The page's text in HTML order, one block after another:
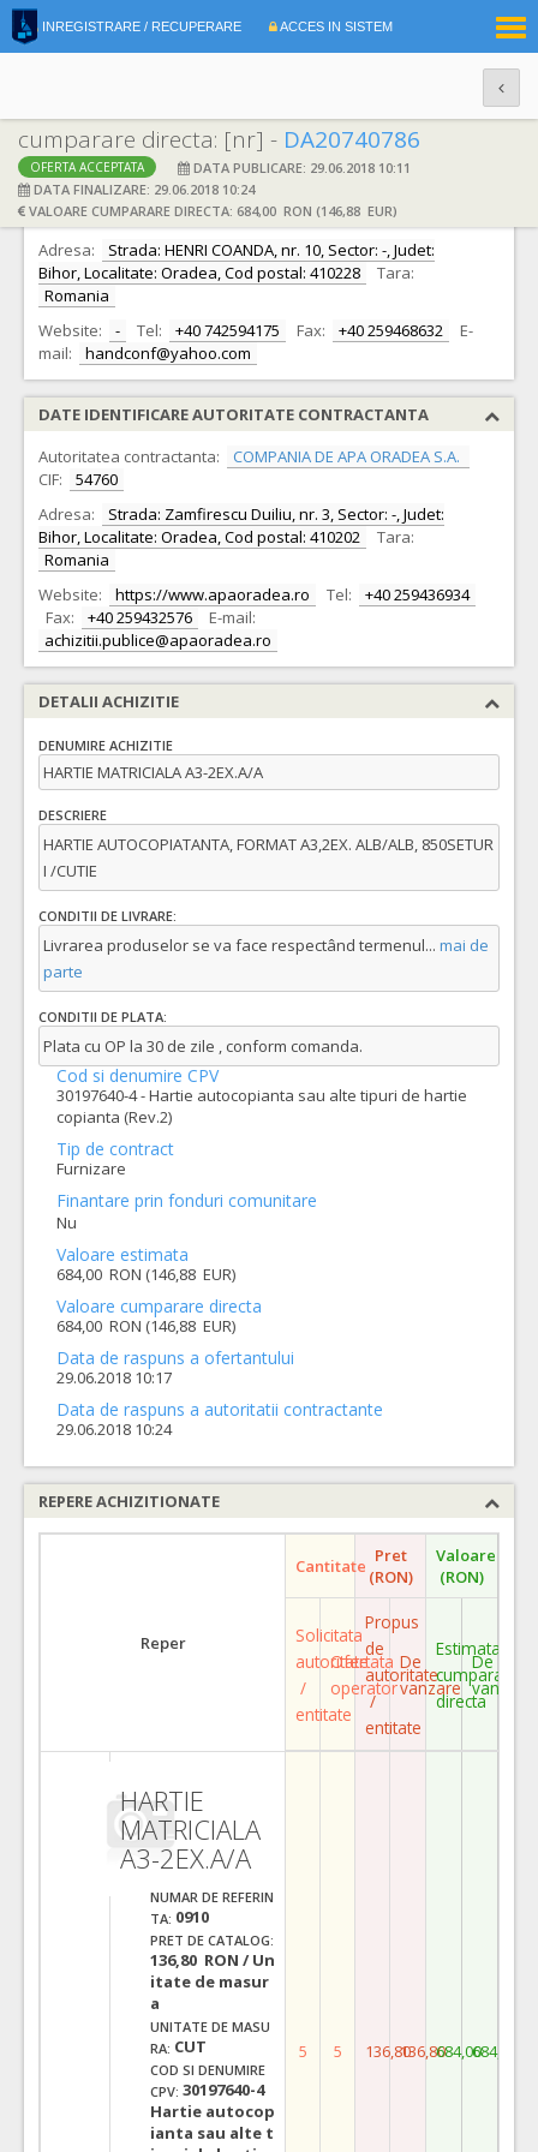
INREGISTRARE / RECUPERARE ACCES IN SISTEM
cumparare directa: [nr] - DA20740786
OFERTA ACCEPTATA
DATA PUBLICARE: 29.06.2018 10:11
DATA FINALIZARE: 29.06.2018 10:24
VALOARE CUMPARARE DIRECTA: 684,00 RON (146,88 EUR)
DATE IDENTIFICARE OFERTANT
Ofertant: S.C. HANDCONF S.R.L. CIF:
15752079
Adresa:
Strada: HENRI COANDA, nr. 10, Sector: -, Judet:
Bihor, Localitate: Oradea, Cod postal: 410228
Tara:
Romania
Website:
- Tel: +40 742594175 Fax: +40 259468632
E-
mail:
handconf@yahoo.com
DATE IDENTIFICARE AUTORITATE CONTRACTANTA
Autoritatea contractanta:
COMPANIA DE APA ORADEA S.A.
CIF:
54760
Adresa:
Strada: Zamfirescu Duiliu, nr. 3, Sector: -, Judet:
Bihor, Localitate: Oradea, Cod postal: 410202
Tara:
Romania
Website:
https://www.apaoradea.ro Tel:
+40 259436934
Fax:
+40 259432576
E-mail:
achizitii.publice@apaoradea.ro
DETALII ACHIZITIE
DENUMIRE ACHIZITIE
HARTIE MATRICIALA A3-2EX.A/A
DESCRIERE
HARTIE AUTOCOPIATANTA, FORMAT A3,2EX. ALB/ALB, 850SETUR
I /CUTIE
CONDITII DE LIVRARE:
Livrarea produselor se va face respectând termenul... mai de
parte
CONDITII DE PLATA:
Plata cu OP la 30 de zile , conform comanda.
Cod si denumire CPV
30197640-4 - Hartie autocopianta sau alte tipuri de hartie
copianta (Rev.2)
Tip de contract
Furnizare
Finantare prin fonduri comunitare
Nu
Valoare estimata
684,00 RON (146,88 EUR)
Valoare cumparare directa
684,00 RON (146,88 EUR)
Data de raspuns a ofertantului
29.06.2018 10:17
Data de raspuns a autoritatii contractante
29.06.2018 10:24
REPERE ACHIZITIONATE
Reper
Cantitate Pret
(RON)
Valoare
(RON)
Solicitata
autoritate
/
entitate
Ofertata
operator
Propus
de
autoritate
/
entitate
De
vanzare
Estimata
cumparare
directa
De
vanzare
HARTIE
MATRICIALA
A3-2EX.A/A
NUMAR DE REFERIN
TA: 0910
PRET DE CATALOG:
136,80 RON / Un
itate de masur
a
UNITATE DE MASU
RA: CUT
COD SI DENUMIRE
CPV: 30197640-4
Hartie autocop
ianta sau alte t
5 5 136,80136,80684,00684,00